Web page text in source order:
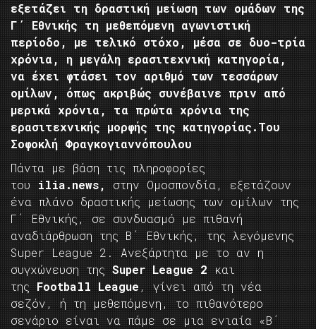
εξετάζει τη δραστική μείωση των ομάδων της
Γ΄ Εθνικής τη μεθεπόμενη αγωνιστική
περίοδο, με τελικό στόχο, μέσα σε δυο-τρία
χρόνια, η μεγάλη ερασιτεχνική κατηγορία,
να έχει φτάσει τον αριθμό των τεσσάρων
ομίλων, όπως ακριβώς συνέβαινε πριν από
μερικά χρόνια, τα πρώτα χρόνια της
ερασιτεχνικής μορφής της κατηγορίας.Του
Σοφοκλή Φραγκογιαννόπουλου
Πάντα με βάση τις πληροφορίες
του ilia.news,
στην Ομοσπονδία, εξετάζουν
ένα πλάνο δραστικής μείωσης των ομίλων της
Γ΄ Εθνικής, σε συνδυασμό με πιθανή
αναδιάρθρωση της Β΄ Εθνικής, της λεγόμενης
Super League 2. Ανεξάρτητα με το αν η
συγχώνευση της Super League 2 και
της Football League , γίνει από τη νέα
σεζόν, ή τη μεθεπόμενη, το πιθανότερο
σενάριο είναι να πάμε σε μια ενιαία «Β΄